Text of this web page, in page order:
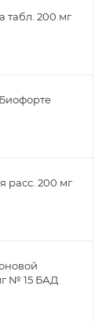
табл. 200 мг
расс. 200 мг
№ 15 БАД